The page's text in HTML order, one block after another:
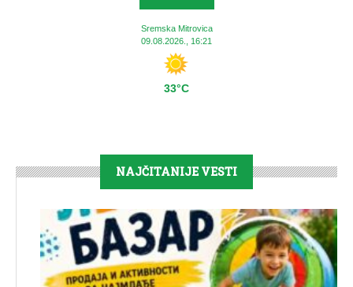
Sremska Mitrovica
09.08.2026., 16:21
33°C
NAJČITANIJE VESTI